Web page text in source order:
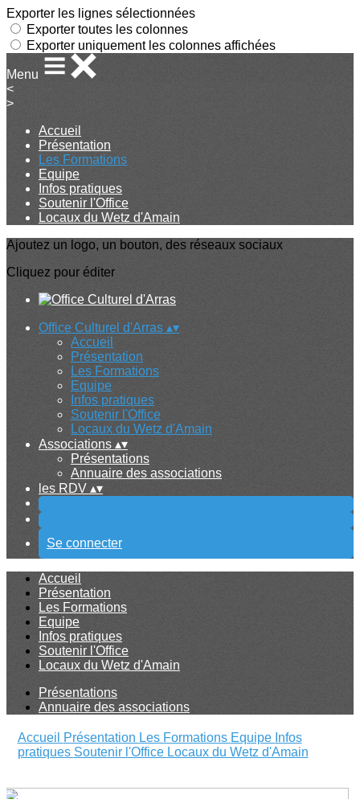
Exporter les lignes sélectionnées
Exporter toutes les colonnes
Exporter uniquement les colonnes affichées
Menu
<
>
Accueil
Présentation
Les Formations
Equipe
Infos pratiques
Soutenir l'Office
Locaux du Wetz d'Amain
Ajoutez un logo, un bouton, des réseaux sociaux
Cliquez pour éditer
Office Culturel d'Arras ▴▾
Accueil
Présentation
Les Formations
Equipe
Infos pratiques
Soutenir l'Office
Locaux du Wetz d'Amain
Associations ▴▾
Présentations
Annuaire des associations
les RDV ▴▾
Se connecter
Accueil
Présentation
Les Formations
Equipe
Infos pratiques
Soutenir l'Office
Locaux du Wetz d'Amain
Présentations
Annuaire des associations
Accueil Présentation Les Formations Equipe Infos
pratiques Soutenir l'Office Locaux du Wetz d'Amain